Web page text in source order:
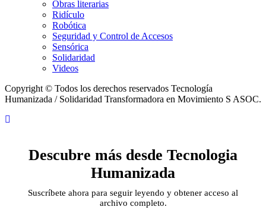
Obras literarias
Ridículo
Robótica
Seguridad y Control de Accesos
Sensórica
Solidaridad
Videos
Copyright © Todos los derechos reservados Tecnología
Humanizada / Solidaridad Transformadora en Movimiento S ASOC.
Descubre más desde Tecnologia
Humanizada
Suscríbete ahora para seguir leyendo y obtener acceso al
archivo completo.